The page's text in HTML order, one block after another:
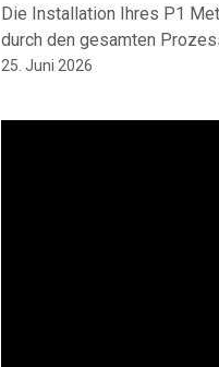
Die Installation Ihres P1
durch den gesamten
25. Juni 2026